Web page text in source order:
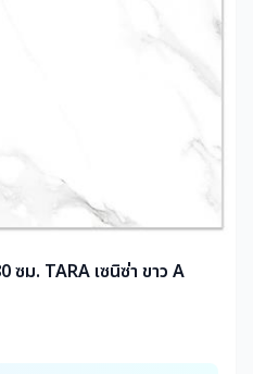
ซม. TARA เซนิซ่า ขาว A